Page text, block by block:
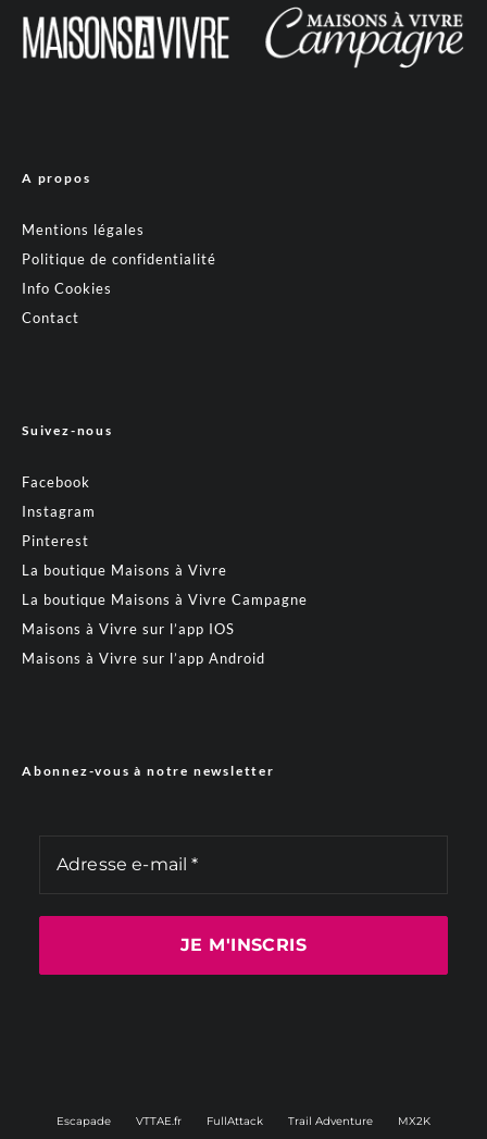
A propos
Mentions légales
Politique de confidentialité
Info Cookies
Contact
Suivez-nous
Facebook
Instagram
Pinterest
La boutique Maisons à Vivre
La boutique Maisons à Vivre Campagne
Maisons à Vivre sur l’app IOS
Maisons à Vivre sur l’app Android
Abonnez-vous à notre newsletter
Escapade VTTAE.fr FullAttack Trail Adventure MX2K